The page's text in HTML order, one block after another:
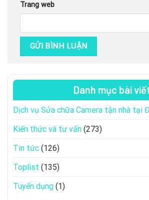
Trang web
Danh mục bài
Dịch vụ Sửa chữa Camera tận nhà tại
Kiến thức và tư vấn (273)
Tin tức (126)
Toplist (135)
Tuyển dụng (1)